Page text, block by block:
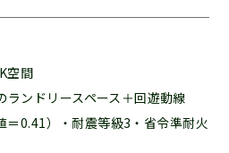
空間
ランドリースペース＋回遊動線
＝0.41）・耐震等級3・省令準耐火